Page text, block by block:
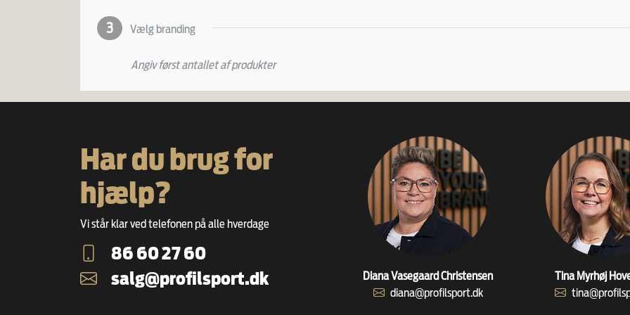
3 Vælg branding
Angiv først antallet af produkter
Har du brug for
hjælp?
Vi står klar ved telefonen på alle hverdage
86 60 27 60
salg@profilsport.dk
Diana Vasegaard Christensen
diana@profilsport.dk
Tina Myrhøj